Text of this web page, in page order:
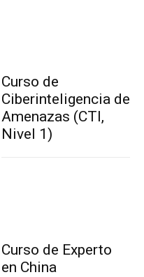
Curso de
Ciberinteligencia de
Amenazas (CTI,
Nivel 1)
Curso de Experto
en China